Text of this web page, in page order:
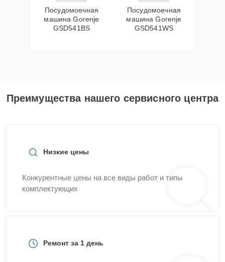
Посудомоечная
машина Gorenje
GSD541BS
Посудомоечная
машина Gorenje
GSD541WS
Преимущества нашего сервисного центра
Низкие цены
Конкурентные цены на все виды работ и типы
комплектующих
Ремонт за 1 день